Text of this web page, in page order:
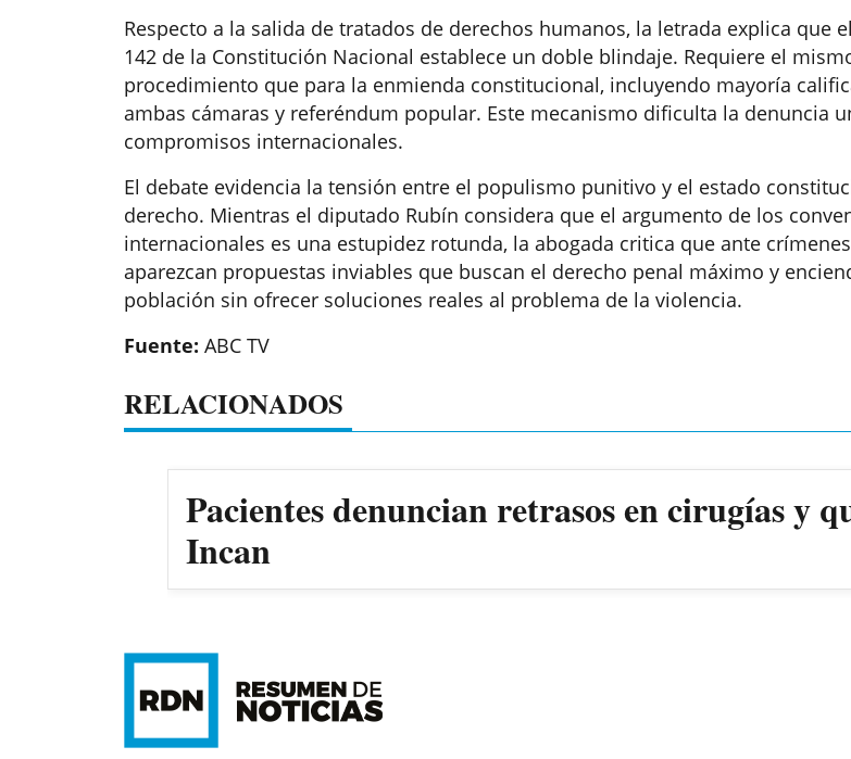
Respecto a la salida de tratados de derechos humanos, la letrada explica que
142 de la Constitución Nacional establece un doble blindaje. Requiere el
procedimiento que para la enmienda constitucional, incluyendo mayoría
ambas cámaras y referéndum popular. Este mecanismo dificulta la denuncia
compromisos internacionales.
El debate evidencia la tensión entre el populismo punitivo y el estado
derecho. Mientras el diputado Rubín considera que el argumento de los
internacionales es una estupidez rotunda, la abogada critica que ante
aparezcan propuestas inviables que buscan el derecho penal máximo y
población sin ofrecer soluciones reales al problema de la violencia.
Fuente: ABC TV
RELACIONADOS
Pacientes denuncian retrasos en cirugías y
Incan